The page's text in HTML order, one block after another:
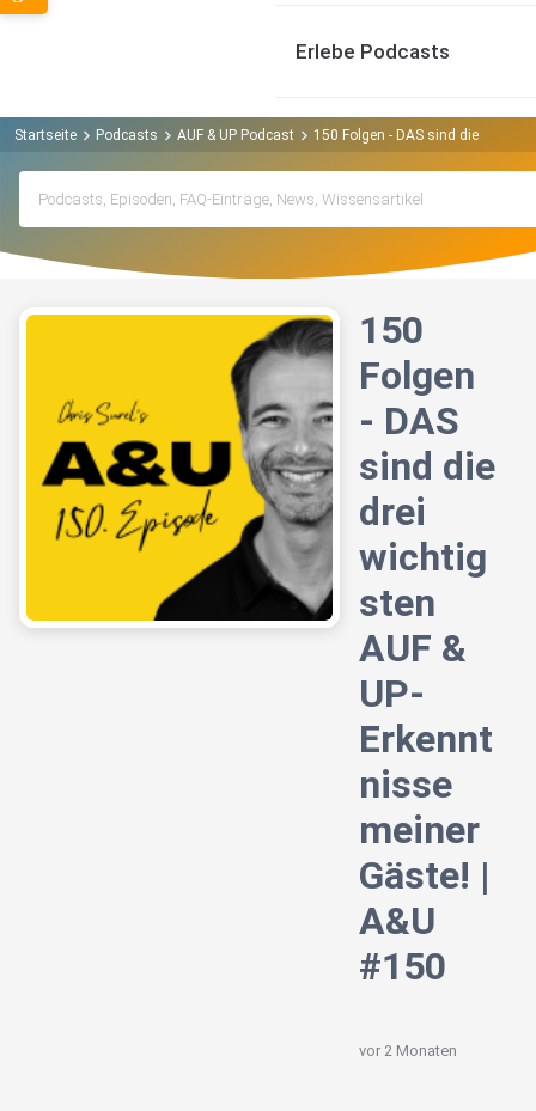
Erlebe Podcasts
Startseite Podcasts AUF & UP Podcast 150 Folgen - DAS sind die drei
150
Folgen
- DAS
sind die
drei
wichtig
sten
AUF &
UP-
Erkennt
nisse
meiner
Gäste! |
A&U
#150
vor 2 Monaten